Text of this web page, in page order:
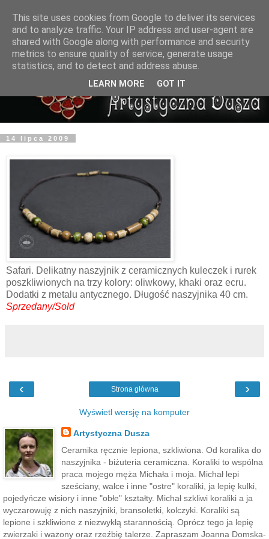
14 lipca 2009
Safari. Delikatny naszyjnik z ceramicznych kuleczek i rurek
poszkliwionych na trzy kolory: oliwkowy, khaki oraz ecru.
Dodatki z metalu antycznego. Długość naszyjnika 40 cm.
Sprzedany/Sold
‹ ›
Strona główna
Wyświetl wersję na komputer
Artystyczna Dusza
Ceramika ręcznie lepiona, szkliwiona. Od koralika do
naszyjnika - biżuteria ceramiczna. Koraliki to wspólna
praca mojego męża Michała i moja. Michał lepi
sześciany, walce i inne "ostre" koraliki, ja lepię kulki,
pojedyńcze wisiory i inne "obłe" kształty. Michał szkliwi koraliki a ja
wyczarowuję z nich naszyjniki, bransoletki, kolczyki. Koraliki są
lepione i szkliwione z niezwykłą starannością. Oprócz tego ja lepię
zwierzaki i wazony oraz rzeźbię talerze. Zapraszam Joanna Domska-
This site uses cookies from Google to deliver its services
and to analyze traffic. Your IP address and user-agent are
shared with Google along with performance and security
metrics to ensure quality of service, generate usage
statistics, and to detect and address abuse.
LEARN MORE GOT IT